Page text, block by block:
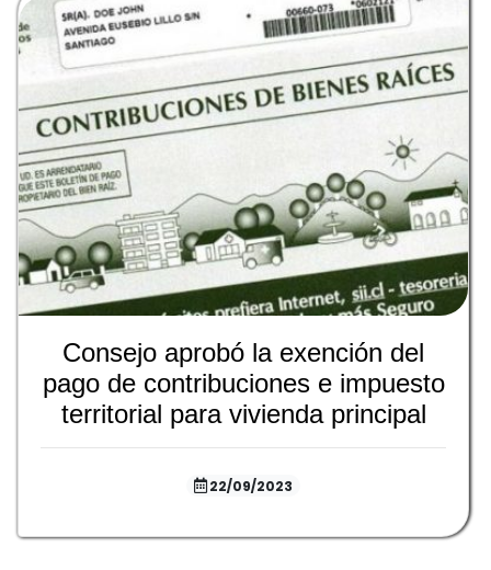
Consejo aprobó la exención del
pago de contribuciones e impuesto
territorial para vivienda principal
22/09/2023